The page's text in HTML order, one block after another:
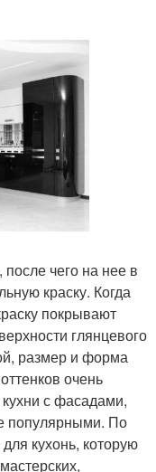
чего на нее в
краску. Когда
покрывают
глянцевого
размер и форма
очень
с фасадами,
популярными. По
кухонь, которую